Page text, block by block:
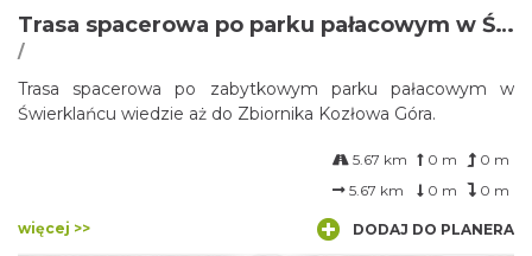
Trasa spacerowa po parku pałacowym w Świerklańcu
/
Trasa spacerowa po zabytkowym parku pałacowym w
Świerklańcu wiedzie aż do Zbiornika Kozłowa Góra.
5.67 km 0 m
0 m
5.67 km
0 m 0 m
więcej >> DODAJ DO PLANERA